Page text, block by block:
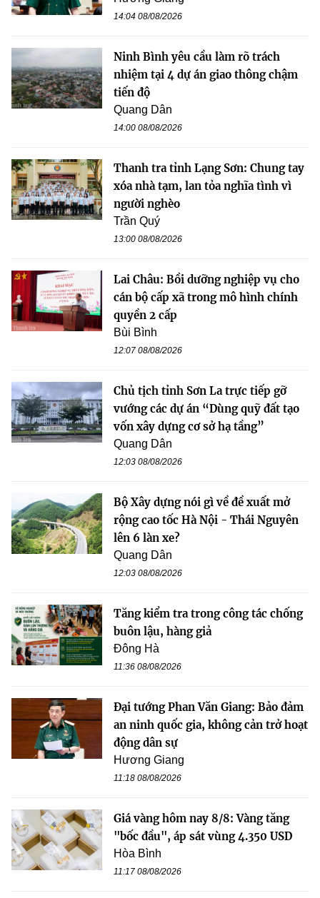
14:04 08/08/2026
Ninh Bình yêu cầu làm rõ trách
nhiệm tại 4 dự án giao thông chậm
tiến độ
Quang Dân
14:00 08/08/2026
Thanh tra tỉnh Lạng Sơn: Chung tay
xóa nhà tạm, lan tỏa nghĩa tình vì
người nghèo
Trần Quý
13:00 08/08/2026
Lai Châu: Bồi dưỡng nghiệp vụ cho
cán bộ cấp xã trong mô hình chính
quyền 2 cấp
Bùi Bình
12:07 08/08/2026
Chủ tịch tỉnh Sơn La trực tiếp gỡ
vướng các dự án “Dùng quỹ đất tạo
vốn xây dựng cơ sở hạ tầng”
Quang Dân
12:03 08/08/2026
Bộ Xây dựng nói gì về đề xuất mở
rộng cao tốc Hà Nội - Thái Nguyên
lên 6 làn xe?
Quang Dân
12:03 08/08/2026
Tăng kiểm tra trong công tác chống
buôn lậu, hàng giả
Đông Hà
11:36 08/08/2026
Đại tướng Phan Văn Giang: Bảo đảm
an ninh quốc gia, không cản trở hoạt
động dân sự
Hương Giang
11:18 08/08/2026
Giá vàng hôm nay 8/8: Vàng tăng
"bốc đầu", áp sát vùng 4.350 USD
Hòa Bình
11:17 08/08/2026